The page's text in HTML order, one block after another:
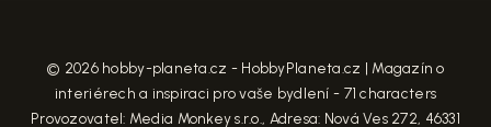
© 2026 hobby-planeta.cz - HobbyPlaneta.cz | Magazín o
interiérech a inspiraci pro vaše bydlení - 71 characters
Provozovatel: Media Monkey s.r.o., Adresa: Nová Ves 272, 46331